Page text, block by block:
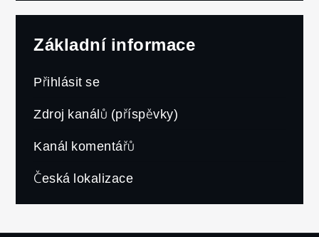
Základní informace
Přihlásit se
Zdroj kanálů (příspěvky)
Kanál komentářů
Česká lokalizace